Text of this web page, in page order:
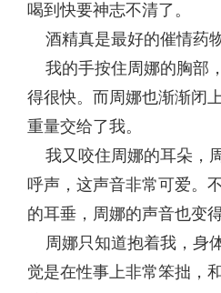
喝到快要神志不清了。
酒精真是最好的催情药物
我的手按住周娜的胸部
得很快。而周娜也渐渐闭
重量交给了我。
我又咬住周娜的耳朵，
呼声，这声音非常可爱。
的耳垂，周娜的声音也变
周娜只知道抱着我，身
觉是在性事上非常笨拙，